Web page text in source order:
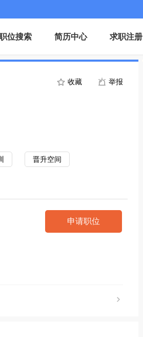
位搜索 简历中心 求职注册
收藏 举报
晋升空间
申请职位